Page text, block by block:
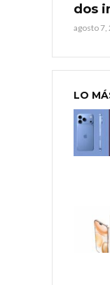
dos
agosto 7,
LO